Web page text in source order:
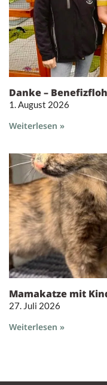
Danke –
1. August 2026
Weiterlesen »
Mamakatze mit
27. Juli 2026
Weiterlesen »